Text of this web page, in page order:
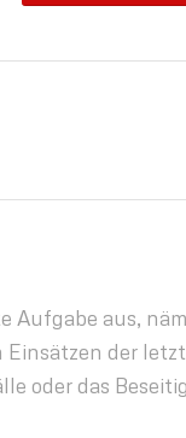
Aufgabe aus,
der
oder das